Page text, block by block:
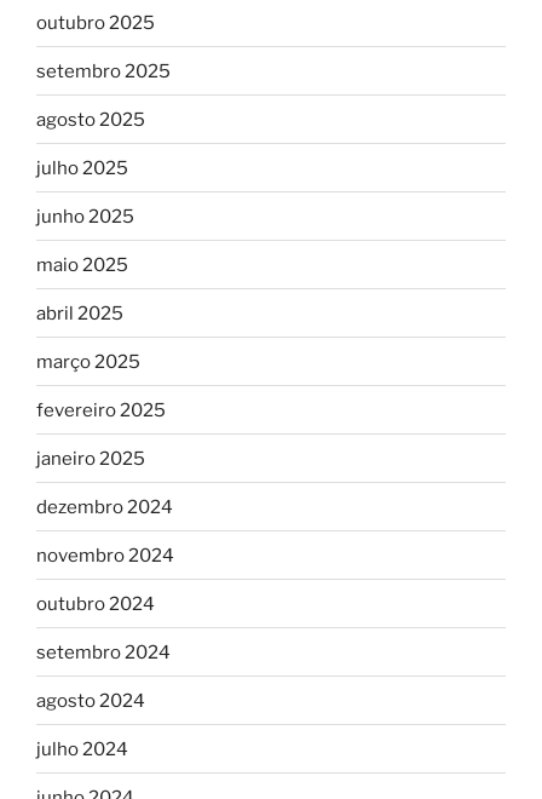
outubro 2025
setembro 2025
agosto 2025
julho 2025
junho 2025
maio 2025
abril 2025
março 2025
fevereiro 2025
janeiro 2025
dezembro 2024
novembro 2024
outubro 2024
setembro 2024
agosto 2024
julho 2024